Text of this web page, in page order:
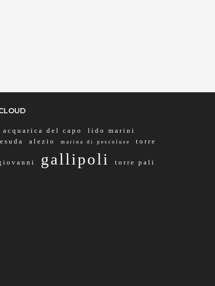
Info rapide
acquarica del capo
lido marini
alezio marina di pescoluse torre
gallipoli torre pali